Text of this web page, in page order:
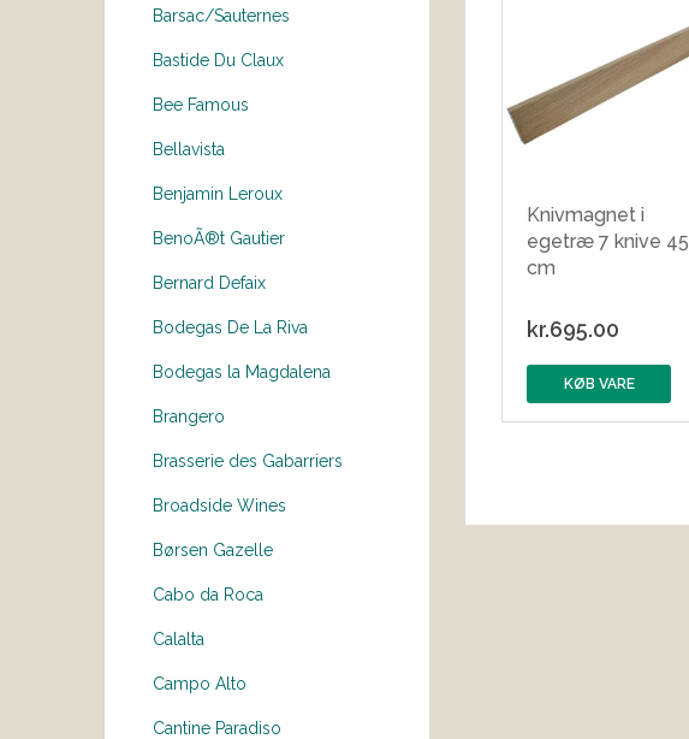
Barsac/Sauternes
Bastide Du Claux
Bee Famous
Bellavista
Benjamin Leroux
BenoÃ®t Gautier
Bernard Defaix
Bodegas De La Riva
Bodegas la Magdalena
Brangero
Brasserie des Gabarriers
Broadside Wines
Børsen Gazelle
Cabo da Roca
Calalta
Campo Alto
Cantine Paradiso
Knivmagnet i
egetræ 7 knive 45
cm
kr.695.00
KØB VARE